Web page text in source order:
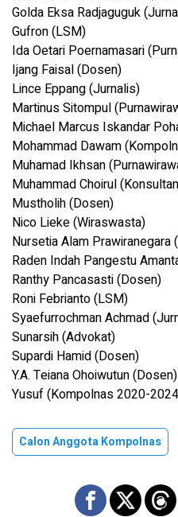
Golda Eksa Radjaguguk
Gufron (LSM)
Ida Oetari Poernamasari
Ijang Faisal (Dosen)
Lince Eppang (Jurnalis)
Martinus Sitompul
Michael Marcus Iskandar
Mohammad Dawam
Muhamad Ikhsan
Muhammad Choirul
Mustholih (Dosen)
Nico Lieke (Wiraswasta)
Nursetia Alam Prawiranegara
Raden Indah Pangestu
Ranthy Pancasasti (Dosen)
Roni Febrianto (LSM)
Syaefurrochman Achmad
Sunarsih (Advokat)
Supardi Hamid (Dosen)
Y.A. Teiana Ohoiwutun (Dosen)
Yusuf (Kompolnas 2020-
Calon Anggota Kompolnas